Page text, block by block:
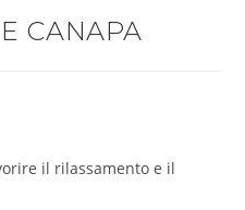
CANAPA
il rilassamento e il